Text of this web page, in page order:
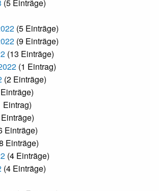
(5 Einträge)
(5 Einträge)
(9 Einträge)
(13 Einträge)
(1 Eintrag)
(2 Einträge)
Eintrag)
Einträge)
Einträge)
(4 Einträge)
(4 Einträge)